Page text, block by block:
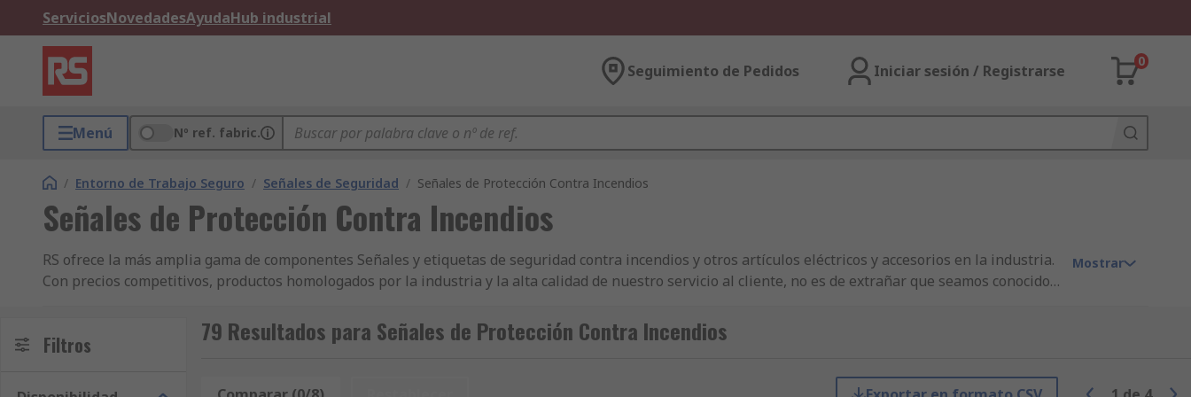
ServiciosNovedadesAyudaHub industrial
Seguimiento de Pedidos Iniciar sesión / Registrarse
0
Menú Nº ref. fabric.
/ Entorno de Trabajo Seguro / Señales de Seguridad / Señales de Protección Contra Incendios
Señales de Protección Contra Incendios
RS ofrece la más amplia gama de componentes Señales y etiquetas de seguridad contra incendios y otros artículos eléctricos y accesorios en la industria.
Con precios competitivos, productos homologados por la industria y la alta calidad de nuestro servicio al cliente, no es de extrañar que seamos conocidos
incendios, Señales de accesibilidad y táctiles y Señales y etiquetas de vigilancia y seguridad. ¿No consigue decidirse entre productos de marcas distintas?
Puede utilizar nuestro sitio para filtrar la búsqueda de artículos de Señales y etiquetas de seguridad contra incendios por marca, fabricante,
hasta los productos básicos pero funcionales de nuestra gama RS. Los clientes que posean una cuenta comercial con RS podrán disfrutar del servicio de
Mostrar
Filtros 79 Resultados para Señales de Protección Contra Incendios